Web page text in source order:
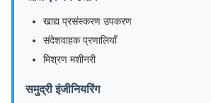
खाद्य प्रसंस्करण उपकरण
संदेशवाहक प्रणालियाँ
मिश्रण मशीनरी
समुद्री इंजीनियरिंग